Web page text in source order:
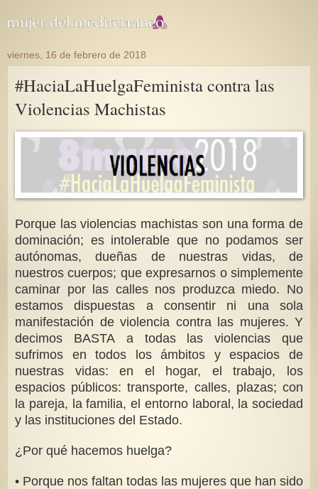
viernes, 16 de febrero de 2018
#HaciaLaHuelgaFeminista contra las
Violencias Machistas
Porque las violencias machistas son una forma de
dominación; es intolerable que no podamos ser
autónomas, dueñas de nuestras vidas, de
nuestros cuerpos; que expresarnos o simplemente
caminar por las calles nos produzca miedo. No
estamos dispuestas a consentir ni una sola
manifestación de violencia contra las mujeres. Y
decimos BASTA a todas las violencias que
sufrimos en todos los ámbitos y espacios de
nuestras vidas: en el hogar, el trabajo, los
espacios públicos: transporte, calles, plazas; con
la pareja, la familia, el entorno laboral, la sociedad
y las instituciones del Estado.
¿Por qué hacemos huelga?
• Porque nos faltan todas las mujeres que han sido